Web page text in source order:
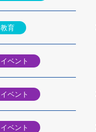
教育
イベント
イベント
イベント